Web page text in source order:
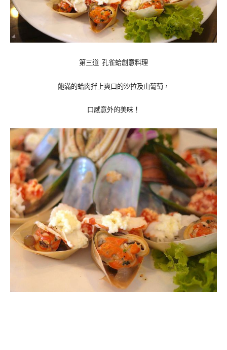
第三道 孔雀蛤創意料理
飽滿的蛤肉拌上爽口的沙拉及山葡萄，
口感意外的美味！